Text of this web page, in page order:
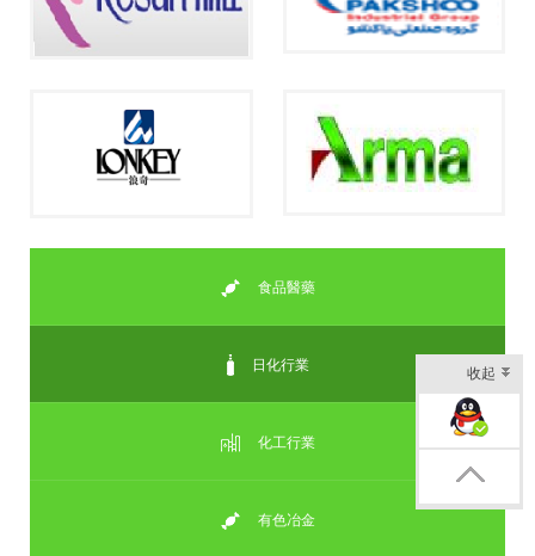
食品醫藥
日化行業
化工行業
有色冶金
收起